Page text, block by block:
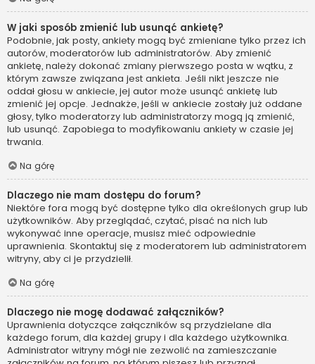
W jaki sposób zmienić lub usunąć ankietę?
Podobnie, jak posty, ankiety mogą być zmieniane tylko przez ich
autorów, moderatorów lub administratorów. Aby zmienić
ankietę, należy dokonać zmiany pierwszego posta w wątku, z
którym zawsze związana jest ankieta. Jeśli nikt jeszcze nie
oddał głosu w ankiecie, jej autor może usunąć ankietę lub
zmienić jej opcje. Jednakże, jeśli w ankiecie zostały już oddane
głosy, tylko moderatorzy lub administratorzy mogą ją zmienić,
lub usunąć. Zapobiega to modyfikowaniu ankiety w czasie jej
trwania.
Na górę
Dlaczego nie mam dostępu do forum?
Niektóre fora mogą być dostępne tylko dla określonych grup lub
użytkowników. Aby przeglądać, czytać, pisać na nich lub
wykonywać inne operacje, musisz mieć odpowiednie
uprawnienia. Skontaktuj się z moderatorem lub administratorem
witryny, aby ci je przydzielił.
Na górę
Dlaczego nie mogę dodawać załączników?
Uprawnienia dotyczące załączników są przydzielane dla
każdego forum, dla każdej grupy i dla każdego użytkownika.
Administrator witryny mógł nie zezwolić na zamieszczanie